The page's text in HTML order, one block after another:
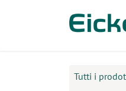
Tutti i